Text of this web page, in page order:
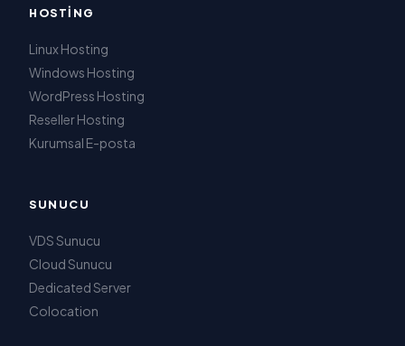
HOSTING
Linux Hosting
Windows Hosting
WordPress Hosting
Reseller Hosting
Kurumsal E-posta
SUNUCU
VDS Sunucu
Cloud Sunucu
Dedicated Server
Colocation